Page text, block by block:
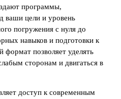
программы,
ваши цели и уровень
погружения с нуля до
навыков и подготовки к
формат позволяет уделять
сторонам и двигаться в
доступ к современным